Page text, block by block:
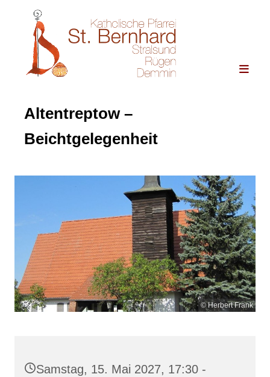
Altentreptow –
Beichtgelegenheit
© Herbert Frank
Samstag, 15. Mai 2027, 17:30 -